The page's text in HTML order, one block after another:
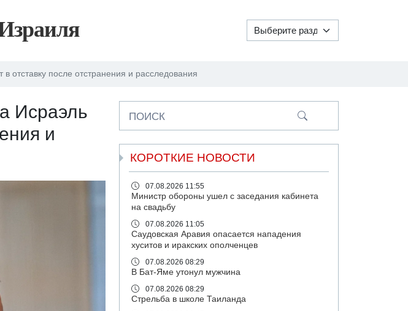
отставку после отстранения и расследования
Исраэль
и
ПОИСК
КОРОТКИЕ НОВОСТИ
07.08.2026 11:55
Министр обороны ушел с заседания кабинета
на свадьбу
07.08.2026 11:05
Саудовская Аравия опасается нападения
хуситов и иракских ополченцев
07.08.2026 08:29
В Бат-Яме утонул мужчина
07.08.2026 08:29
Стрельба в школе Таиланда